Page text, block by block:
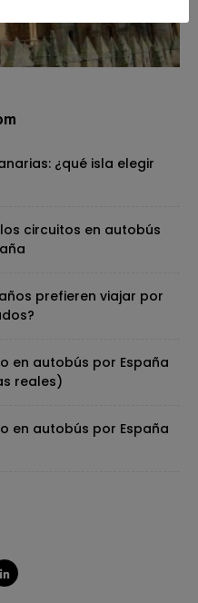
¿qué isla elegir
circuitos en autobús
prefieren viajar por
en autobús por España
reales)
en autobús por España